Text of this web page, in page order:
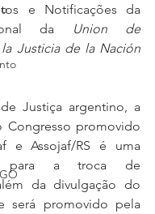
e Notificações da
da
Union de
Justicia de la Nación
Justiça argentino, a
Congresso promovido
e Assojaf/RS é uma
para a troca de
da divulgação do
será promovido pela